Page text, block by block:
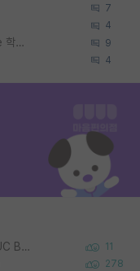
7
4
우리나라도 학구 열풍보면 Higher Doctorate 학위가 필요하다고 봅니다. 9
4
Korea University 수학, 컴퓨터과학 이학사, UC Berkeley 산업공학 대학원 공학박사가 되는 것은 쉽지 않겠죠? 11
278